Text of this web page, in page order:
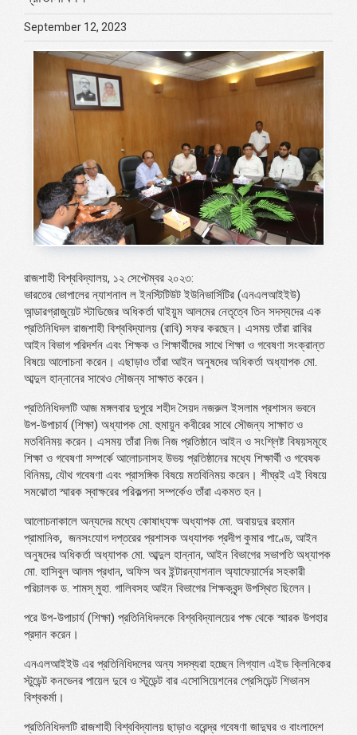
September 12, 2023
রাজশাহী বিশ্ববিদ্যালয়, ১২ সেপ্টেম্বর ২০২৩:
ভারতের ভোপালের ন্যাশনাল ল ইনস্টিটিউট ইউনিভার্সিটির (এনএলআইইউ)
আন্ডারগ্রাজুয়েট স্টাডিজের অধিকর্তা ঘাইয়ুম আলমের নেতৃত্বে তিন সদস্যদের এক
প্রতিনিধিদল রাজশাহী বিশ্ববিদ্যালয় (রাবি) সফর করছেন। এসময় তাঁরা রাবির
আইন বিভাগ পরিদর্শন এবং শিক্ষক ও শিক্ষার্থীদের সাথে শিক্ষা ও গবেষণা সংক্রান্ত
বিষয়ে আলোচনা করেন। এছাড়াও তাঁরা আইন অনুষদের অধিকর্তা অধ্যাপক মো.
আব্দুল হান্নানের সাথেও সৌজন্য সাক্ষাত করেন।
প্রতিনিধিদলটি আজ মঙ্গলবার দুপুরে শহীদ সৈয়দ নজরুল ইসলাম প্রশাসন ভবনে
উপ-উপাচার্য (শিক্ষা) অধ্যাপক মো. হুমায়ুন কবীরের সাথে সৌজন্য সাক্ষাত ও
মতবিনিময় করেন। এসময় তাঁরা নিজ নিজ প্রতিষ্ঠানে আইন ও সংশ্লিষ্ট বিষয়সমূহে
শিক্ষা ও গবেষণা সম্পর্কে আলোচনাসহ উভয় প্রতিষ্ঠানের মধ্যে শিক্ষার্থী ও গবেষক
বিনিময়, যৌথ গবেষণা এবং প্রাসঙ্গিক বিষয়ে মতবিনিময় করেন। শীঘ্রই এই বিষয়ে
সমঝোতা স্মারক স্বাক্ষরের পরিকল্পনা সম্পর্কেও তাঁরা একমত হন।
আলোচনাকালে অন্যদের মধ্যে কোষাধ্যক্ষ অধ্যাপক মো. অবায়দুর রহমান
প্রামানিক, জনসংযোগ দপ্তরের প্রশাসক অধ্যাপক প্রদীপ কুমার পাণ্ডে, আইন
অনুষদের অধিকর্তা অধ্যাপক মো. আব্দুল হান্নান, আইন বিভাগের সভাপতি অধ্যাপক
মো. হাসিবুল আলম প্রধান, অফিস অব ইন্টারন্যাশনাল অ্যাফেয়ার্সের সহকারী
পরিচালক ড. শামস্ মুহা. গালিবসহ আইন বিভাগের শিক্ষকবৃন্দ উপস্থিত ছিলেন।
পরে উপ-উপাচার্য (শিক্ষা) প্রতিনিধিদলকে বিশ্ববিদ্যালয়ের পক্ষ থেকে স্মারক উপহার
প্রদান করেন।
এনএলআইইউ এর প্রতিনিধিদলের অন্য সদস্যরা হচ্ছেন লিগ্যাল এইড ক্লিনিকের
স্টুডেন্ট কনভেনর পায়েল দুবে ও স্টুডেন্ট বার এসোসিয়েশনের প্রেসিডেন্ট শিভানস
বিশ্বকর্মা।
প্রতিনিধিদলটি রাজশাহী বিশ্ববিদ্যালয় ছাড়াও বরেন্দ্র গবেষণা জাদুঘর ও বাংলাদেশ